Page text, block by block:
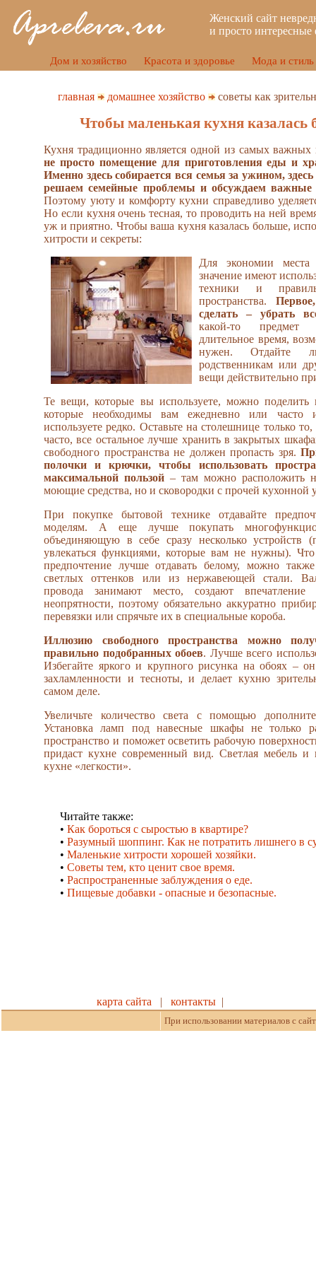
Женский сайт
и просто
Дом и хозяйство Красота и здоровье Мода и стиль
главная домашнее хозяйство советы как
Чтобы маленькая кухня
Кухня традиционно является одной из самых
не просто помещение для приготовления еды и
Именно здесь собирается вся семья за ужином,
решаем семейные проблемы и обсуждаем
Поэтому уюту и комфорту кухни справедливо
Но если кухня очень тесная, то проводить на ней
уж и приятно. Чтобы ваша кухня казалась больше,
хитрости и секреты:
Для экономии
значение имеют
техники и
пространства.
сделать – убрать
какой-то предмет
длительное время,
нужен. Отдайте
родственникам или
вещи действительно
Те вещи, которые вы используете, можно
которые необходимы вам ежедневно или
используете редко. Оставьте на столешнице только
часто, все остальное лучше хранить в закрытых
свободного пространства не должен пропасть зря.
полочки и крючки, чтобы использовать
максимальной пользой – там можно расположить
моющие средства, но и сковородки с прочей кухонной
При покупке бытовой технике отдавайте
моделям. А еще лучше покупать
объединяющую в себе сразу несколько устройств
увлекаться функциями, которые вам не нужны). Что
предпочтение лучше отдавать белому, можно
светлых оттенков или из нержавеющей стали.
провода занимают место, создают впечатление
неопрятности, поэтому обязательно аккуратно
перевязки или спрячьте их в специальные короба.
Иллюзию свободного пространства можно
правильно подобранных обоев. Лучше всего
Избегайте яркого и крупного рисунка на обоях –
захламленности и тесноты, и делает кухню
самом деле.
Увеличьте количество света с помощью
Установка ламп под навесные шкафы не только
пространство и поможет осветить рабочую
придаст кухне современный вид. Светлая мебель и
кухне «легкости».
Читайте также:
• Как бороться с сыростью в квартире?
• Разумный шоппинг. Как не потратить лишнего в
• Маленькие хитрости хорошей хозяйки.
• Советы тем, кто ценит свое время.
• Распространенные заблуждения о еде.
• Пищевые добавки - опасные и безопасные.
карта сайта | контакты |
При использовании материалов с